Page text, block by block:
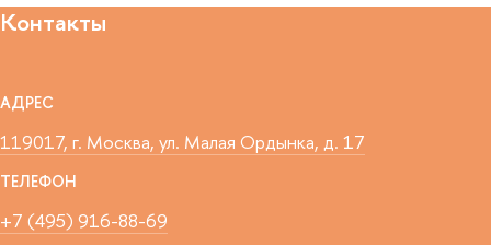
Контакты
АДРЕС
119017, г. Москва, ул. Малая Ордынка, д. 17
ТЕЛЕФОН
+7 (495) 916-88-69